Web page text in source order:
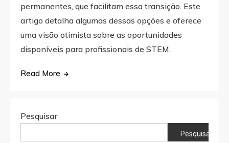
permanentes, que facilitam essa transição. Este
artigo detalha algumas dessas opções e oferece
uma visão otimista sobre as oportunidades
disponíveis para profissionais de STEM.
Read More
Pesquisar
Pesquisar